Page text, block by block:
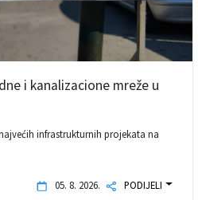
i kanalizacione mreže u
infrastrukturnih projekata na
05. 8. 2026. PODIJELI